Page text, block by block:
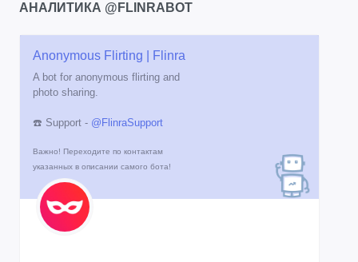
АНАЛИТИКА @FLINRABOT
Anonymous Flirting | Flinra
A bot for anonymous flirting and
photo sharing.
☎️ Support - @FlinraSupport
Важно! Переходите по контактам
указанных в описании самого бота!